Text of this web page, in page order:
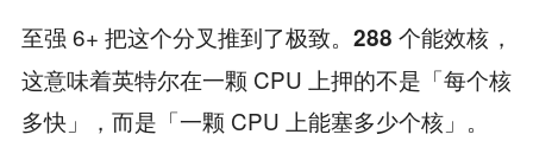
至强 6+ 把这个分叉推到了极致。288 个能效核，
这意味着英特尔在一颗 CPU 上押的不是「每个核
多快」，而是「一颗 CPU 上能塞多少个核」。